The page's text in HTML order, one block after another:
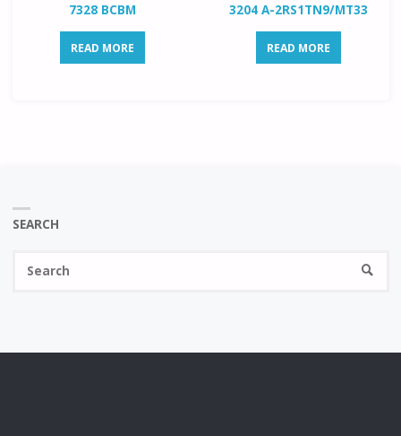
7328 BCBM
READ MORE
3204 A-2RS1TN9/MT33
READ MORE
SEARCH